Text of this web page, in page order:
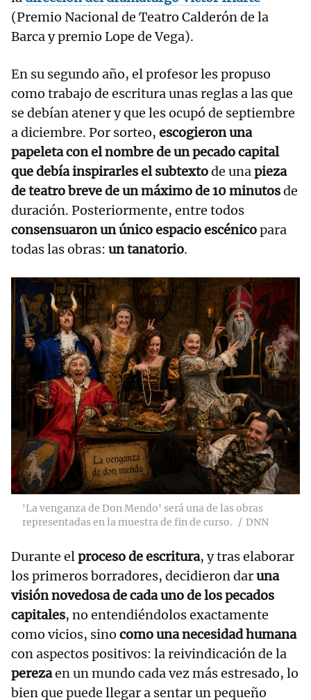
(Premio Nacional de Teatro Calderón de la
Barca y premio Lope de Vega).
En su segundo año, el profesor les propuso
como trabajo de escritura unas reglas a las que
se debían atener y que les ocupó de septiembre
a diciembre. Por sorteo, escogieron una
papeleta con el nombre de un pecado capital
que debía inspirarles el subtextode unapieza
de teatro breve de un máximo de 10 minutosde
duración. Posteriormente, entre todos
consensuaron un único espacio escénicopara
todas las obras: un tanatorio.
'La venganza de Don Mendo' será una de las obras
representadas en la muestra de fin de curso.
DNN
Durante elproceso de escritura, y tras elaborar
los primeros borradores, decidieron daruna
visión novedosa de cada uno de los pecados
capitales, no entendiéndolos exactamente
como vicios, sino como una necesidad humana
con aspectos positivos: la reivindicación de la
perezaen un mundo cada vez más estresado, lo
bien que puede llegar a sentar un pequeño